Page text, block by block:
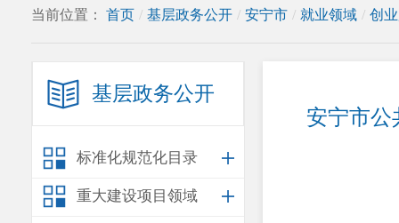
当前位置： 首页 / 基层政务公开 / 安宁市 / 就业领域 / 创
基层政务公开
标准化规范化目录
重大建设项目领域
安宁市公